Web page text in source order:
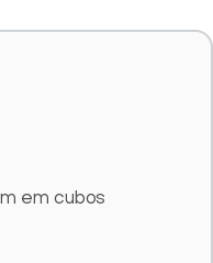
em cubos